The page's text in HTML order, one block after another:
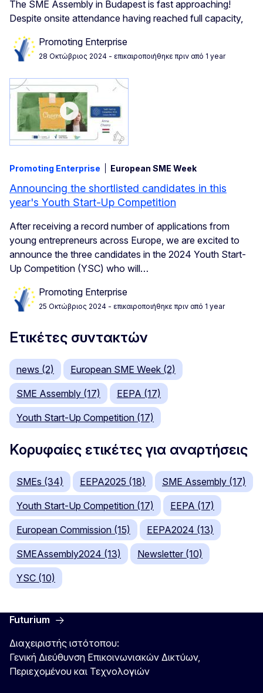
The SME Assembly in Budapest is fast approaching!
Despite onsite attendance having reached full capacity,
Promoting Enterprise
28 Οκτώβριος 2024 - επικαιροποιήθηκε πριν από 1 year
Promoting Enterprise European SME Week
Announcing the shortlisted candidates in this
year's Youth Start-Up Competition
After receiving a record number of applications from
young entrepreneurs across Europe, we are excited to
announce the three candidates in the 2024 Youth Start-
Up Competition (YSC) who will…
Promoting Enterprise
25 Οκτώβριος 2024 - επικαιροποιήθηκε πριν από 1 year
Ετικέτες συντακτών
news (2) European SME Week (2)
SME Assembly (17) EEPA (17)
Youth Start-Up Competition (17)
Κορυφαίες ετικέτες για αναρτήσεις
SMEs (34) EEPA2025 (18) SME Assembly (17)
Youth Start-Up Competition (17) EEPA (17)
European Commission (15) EEPA2024 (13)
SMEAssembly2024 (13) Newsletter (10)
YSC (10)
Futurium
Διαχειριστής ιστότοπου:
Γενική Διεύθυνση Επικοινωνιακών Δικτύων,
Περιεχομένου και Τεχνολογιών